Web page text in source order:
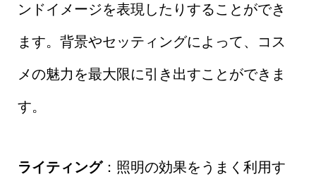
ンドイメージを表現したりすることができ
ます。背景やセッティングによって、コス
メの魅力を最大限に引き出すことができま
す。
ライティング：照明の効果をうまく利用す